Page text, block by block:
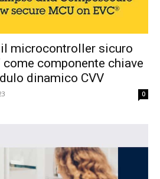
microcontroller sicuro
componente chiave
dinamico CVV
0